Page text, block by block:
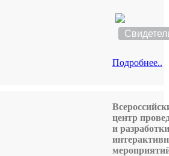
Подробнее..
центр
и разработки